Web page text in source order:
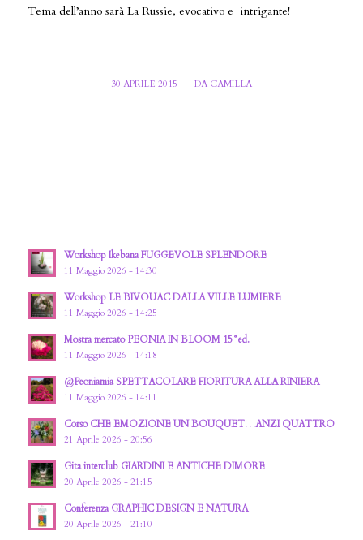
Tema dell’anno sarà La Russie, evocativo e intrigante!
30 APRILE 2015
/ DA CAMILLA
Workshop Ikebana FUGGEVOLE SPLENDORE
11 Maggio 2026 - 14:30
Workshop LE BIVOUAC DALLA VILLE LUMIERE
11 Maggio 2026 - 14:25
Mostra mercato PEONIA IN BLOOM 15°ed.
11 Maggio 2026 - 14:18
@Peoniamia SPETTACOLARE FIORITURA ALLA RINIERA
11 Maggio 2026 - 14:11
Corso CHE EMOZIONE UN BOUQUET…ANZI QUATTRO
21 Aprile 2026 - 20:56
Gita interclub GIARDINI E ANTICHE DIMORE
20 Aprile 2026 - 21:15
Conferenza GRAPHIC DESIGN E NATURA
20 Aprile 2026 - 21:10